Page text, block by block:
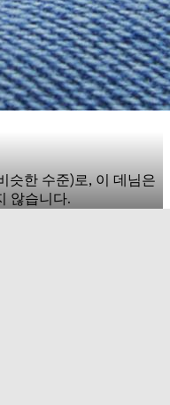
슷한 수준)로, 이 데님은
않습니다.